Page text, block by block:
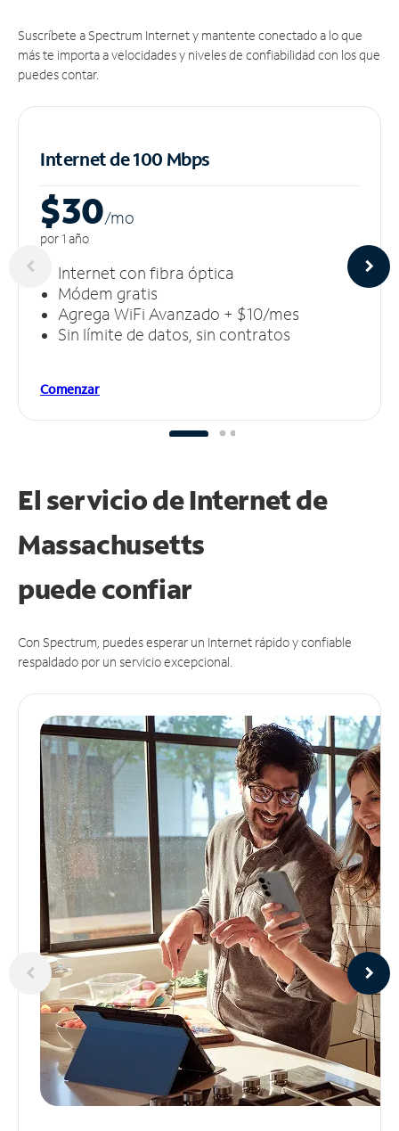
Suscríbete a Spectrum Internet y mantente conectado a lo que
más te importa a velocidades y niveles de confiabilidad con los que
puedes contar.
Internet de 100 Mbps
$30/mo
por 1 año
Internet con fibra óptica
Módem gratis
Agrega WiFi Avanzado + $10/mes
Sin límite de datos, sin contratos
Comenzar
El servicio de Internet de
Massachusetts
puedeconfiar
Con Spectrum, puedes esperar un Internet rápido y confiable
respaldado por un servicio excepcional.